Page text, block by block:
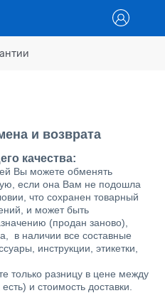
и возврата
качества:
Вы можете обменять
если она Вам не подошла
что сохранен товарный
и может быть
(продан заново),
в наличии все составные
инструкции, этикетки,
только разницу в цене между
и стоимость доставки.